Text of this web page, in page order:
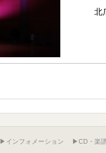
北
▶インフォメーション ▶CD・楽